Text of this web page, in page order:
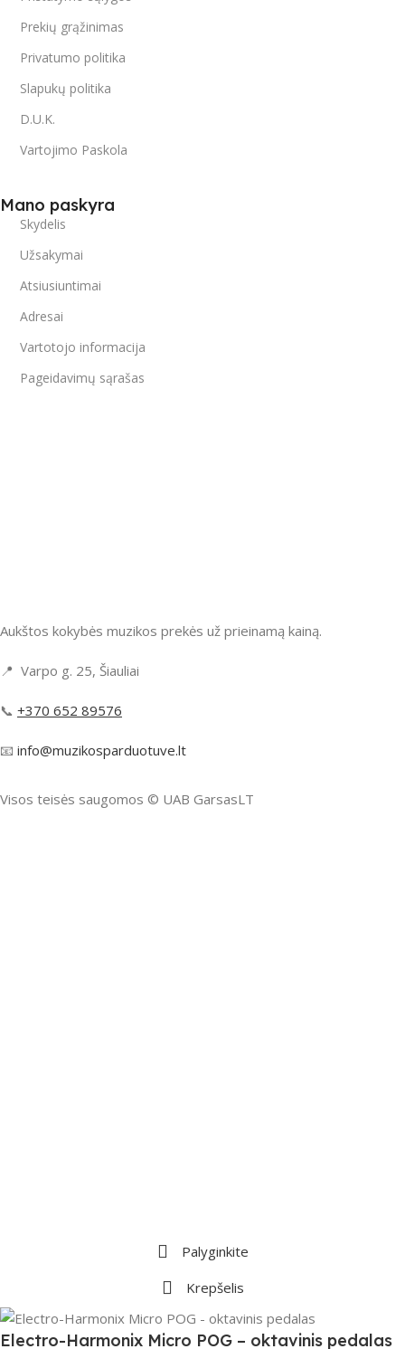
Prekių grąžinimas
Privatumo politika
Slapukų politika
D.U.K.
Vartojimo Paskola
Mano paskyra
Skydelis
Užsakymai
Atsiusiuntimai
Adresai
Vartotojo informacija
Pageidavimų sąrašas
Aukštos kokybės muzikos prekės už prieinamą kainą.
📍 Varpo g. 25, Šiauliai
📞 +370 652 89576
📧 info@muzikosparduotuve.lt
Visos teisės saugomos ©️ UAB GarsasLT
Palyginkite
Krepšelis
Electro-Harmonix Micro POG – oktavinis pedalas